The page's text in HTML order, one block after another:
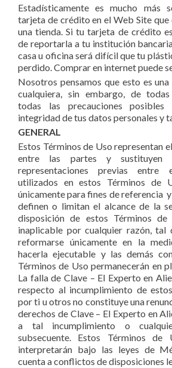
Estadísticamente es mucho más
tarjeta de crédito en el Web Site que
una tienda. Si tu tarjeta de crédito
de reportarla a tu institución
casa u oficina será difícil que tu
perdido. Comprar en internet puede
Nosotros pensamos que esto es
cualquiera, sin embargo, de
todas las precauciones
integridad de tus datos personales y
GENERAL
Estos Términos de Uso representan
entre las partes y sustituyen
representaciones previas entre
utilizados en estos Términos de
únicamente para fines de referencia
definen o limitan el alcance de la
disposición de estos Términos
inaplicable por cualquier razón, tal
reformarse únicamente en la
hacerla ejecutable y las demás
Términos de Uso permanecerán en
La falla de Clave – El Experto en
respecto al incumplimiento de
por ti u otros no constituye una
derechos de Clave – El Experto en
a tal incumplimiento o
subsecuente. Estos Términos
interpretarán bajo las leyes de
cuenta a conflictos de disposiciones